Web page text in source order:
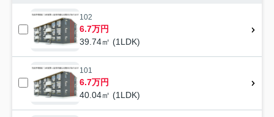
102
6.7万円
39.74㎡ (1LDK)
101
6.7万円
40.04㎡ (1LDK)